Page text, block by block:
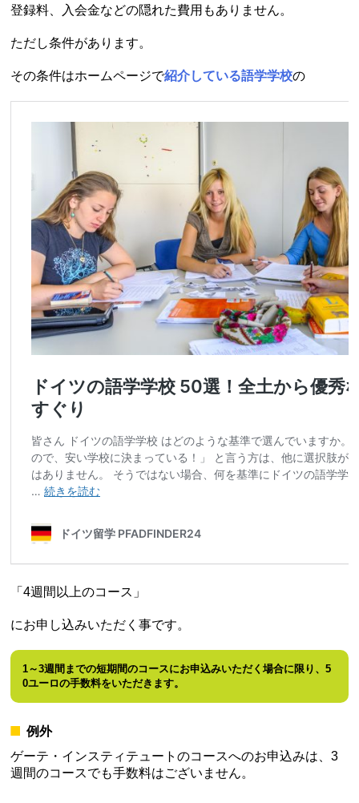
登録料、入会金などの隠れた費用もありません。
ただし条件があります。
その条件はホームページで紹介している語学学校の
「4週間以上のコース」
にお申し込みいただく事です。
1～3週間までの短期間のコースにお申込みいただく場合に限り、5
0ユーロの手数料をいただきます。
例外
ゲーテ・インスティテュートのコースへのお申込みは、3
週間のコースでも手数料はございません。